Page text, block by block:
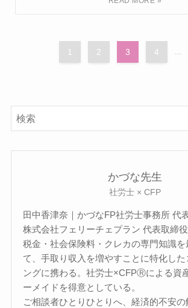
1 2 3 4 ...
かづな先生
社労士 × CFP
田中香津奈｜かづなFP社労士事務所 代
株式会社フェリーチェプラン 代表取締役
税金・社会保険料・クレカの専門知識を
て、手取り収入を増やすことに特化した
ングに携わる。社労士×CFPⓇによる資
ーメイドを得意としている。
ご相談者ひとりひとりへ、経済的不安